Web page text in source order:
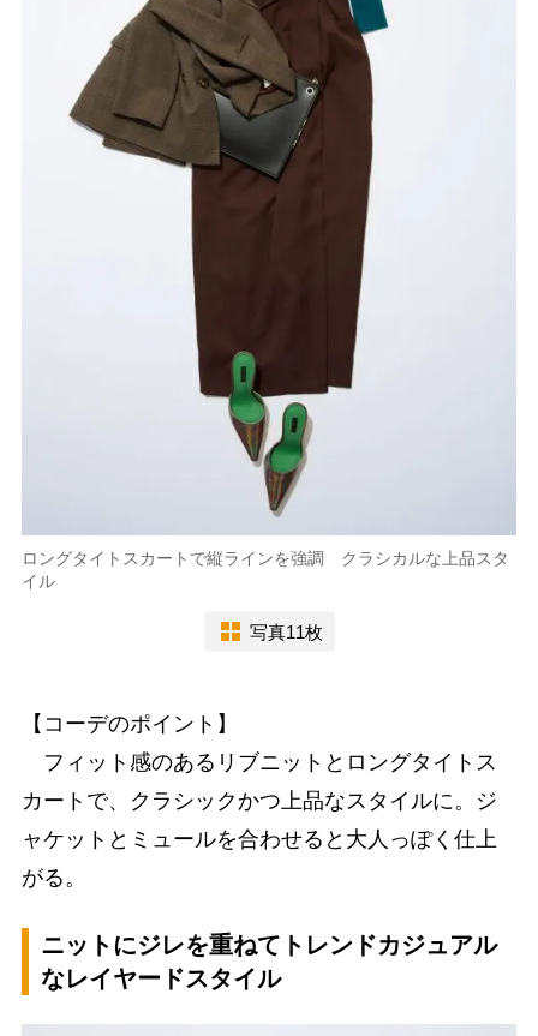
ロングタイトスカートで縦ラインを強調 クラシカルな上品スタ
イル
写真11枚
【コーデのポイント】
フィット感のあるリブニットとロングタイトス
カートで、クラシックかつ上品なスタイルに。ジ
ャケットとミュールを合わせると大人っぽく仕上
がる。
ニットにジレを重ねてトレンドカジュアル
なレイヤードスタイル